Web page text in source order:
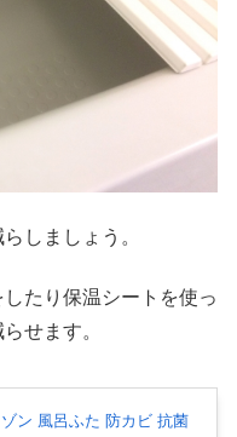
しましょう。
たり保温シートを使っ
せます。
ン 風呂ふた 防カビ 抗菌